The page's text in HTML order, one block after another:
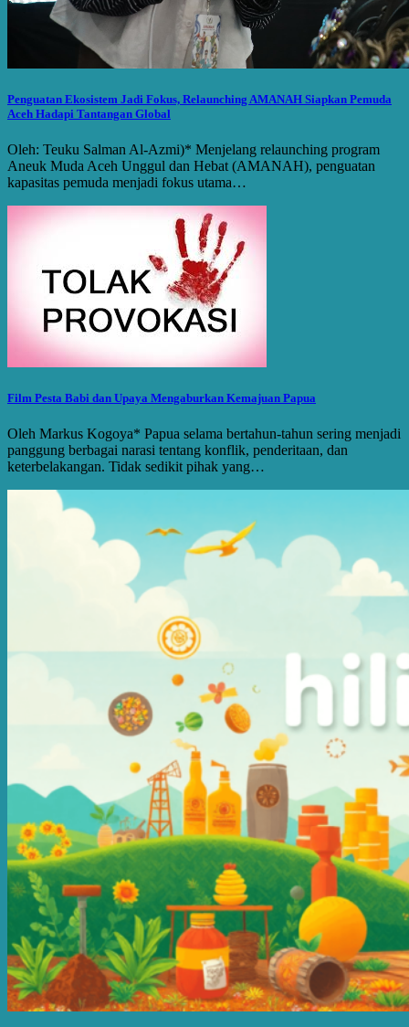
Penguatan Ekosistem Jadi Fokus, Relaunching AMANAH Siapkan Pemuda
Aceh Hadapi Tantangan Global
Oleh: Teuku Salman Al-Azmi)* Menjelang relaunching program
Aneuk Muda Aceh Unggul dan Hebat (AMANAH), penguatan
kapasitas pemuda menjadi fokus utama…
Film Pesta Babi dan Upaya Mengaburkan Kemajuan Papua
Oleh Markus Kogoya* Papua selama bertahun-tahun sering menjadi
panggung berbagai narasi tentang konflik, penderitaan, dan
keterbelakangan. Tidak sedikit pihak yang…